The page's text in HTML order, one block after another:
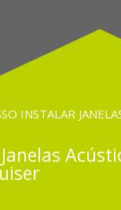
INSTALAR
Janelas